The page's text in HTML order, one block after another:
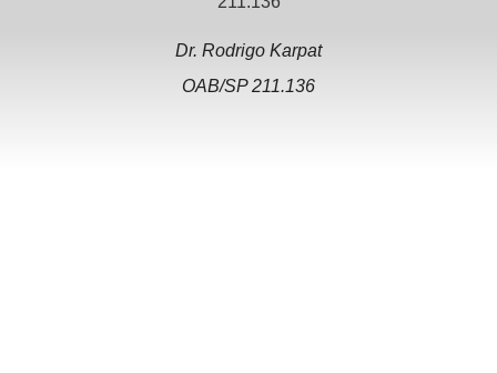
Dr. Rodrigo Karpat
OAB/SP 211.136